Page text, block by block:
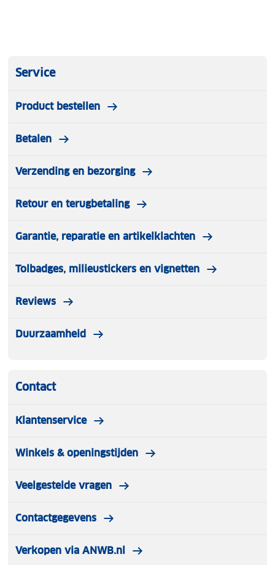
Service
Product bestellen
Betalen
Verzending en bezorging
Retour en terugbetaling
Garantie, reparatie en artikelklachten
Tolbadges, milieustickers en vignetten
Reviews
Duurzaamheid
Contact
Klantenservice
Winkels & openingstijden
Veelgestelde vragen
Contactgegevens
Verkopen via ANWB.nl